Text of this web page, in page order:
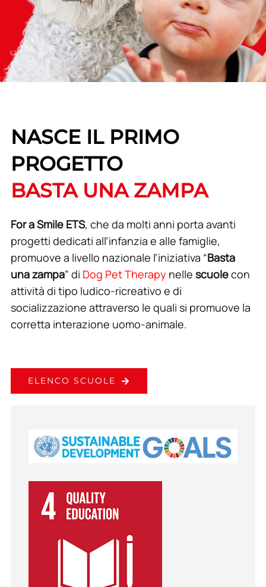
NASCE IL PRIMO
PROGETTO
BASTA UNA ZAMPA
For a Smile ETS, che da molti anni porta avanti
progetti dedicati all’infanzia e alle famiglie,
promuove a livello nazionale l’iniziativa “Basta
una zampa” di Dog Pet Therapy nelle scuolecon
attività di tipo ludico-ricreativo e di
socializzazione attraverso le quali si promuove la
corretta interazione uomo-animale.
ELENCO SCUOLE